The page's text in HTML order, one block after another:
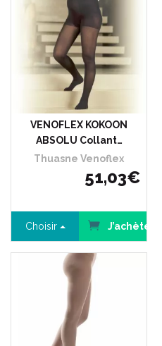
VENOFLEX KOKOON
ABSOLU Collant…
Thuasne Venoflex
51,03€
Choisir J’achète